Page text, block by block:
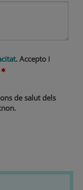
. Accepto i
de salut dels